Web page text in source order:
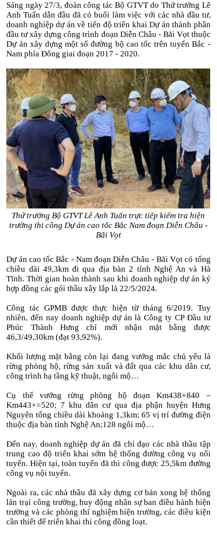
Sáng ngày 27/3, đoàn công tác Bộ GTVT do Thứ trưởng Lê
Anh Tuấn dẫn đầu đã có buổi làm việc với các nhà đầu tư,
doanh nghiệp dự án về tiến độ triển khai Dự án thành phần
đầu tư xây dựng công trình đoạn Diễn Châu - Bãi Vọt thuộc
Dự án xây dựng một số đường bộ cao tốc trên tuyến Bắc -
Nam phía Đông giai đoạn 2017 - 2020.
Thứ trưởng Bộ GTVT Lê Anh Tuấn trực tiếp kiểm tra hiện
trường thi công Dự án cao tốc Bắc Nam đoạn Diễn Châu -
Bãi Vọt
Dự án cao tốc Bắc - Nam đoạn Diễn Châu - Bãi Vọt có tổng
chiều dài 49,3km đi qua địa bàn 2 tỉnh Nghệ An và Hà
Tĩnh. Thời gian hoàn thành sau khi doanh nghiệp dự án ký
hợp đồng các gói thầu xây lắp là 22/5/2024.
Công tác GPMB được thực hiện từ tháng 6/2019. Tuy
nhiên, đến nay doanh nghiệp dự án là Công ty CP Đầu tư
Phúc Thành Hưng chỉ mới nhận mặt bằng được
46,3/49,30km (đạt 93,92%).
Khối lượng mặt bằng còn lại đang vướng mắc chủ yếu là
rừng phòng hộ, rừng sản xuất và đất qua các khu dân cư,
công trình hạ tầng kỹ thuật, ngôi mộ…
Cụ thể vướng rừng phòng hộ đoạn Km438+840 –
Km443+=520; 7 khu dân cư qua địa phận huyện Hưng
Nguyên tổng chiều dài khoảng 1,3km; 65 vị trí đường điện
thuộc địa bàn tỉnh Nghệ An;128 ngôi mộ…
Đến nay, doanh nghiệp dự án đã chỉ đạo các nhà thầu tập
trung cao độ triển khai sớm hệ thống đường công vụ nối
tuyến. Hiện tại, toàn tuyến đã thi công được 25,5km đường
công vụ nội tuyến.
Ngoài ra, các nhà thầu đã xây dựng cơ bản xong hệ thống
lán trại công trường, huy động nhân sự ban điều hành hiện
trường và các phòng thí nghiệm hiện trường, các điều kiện
cần thiết để triển khai thi công đồng loạt.